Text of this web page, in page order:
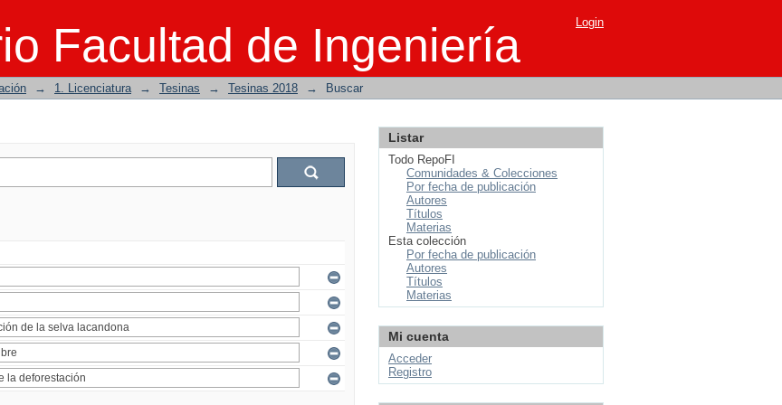
Facultad de Ingeniería Login
→ 1. Licenciatura → Tesinas → Tesinas 2018 → Buscar
Listar
Todo RepoFI
Comunidades & Colecciones
Por fecha de publicación
Autores
Títulos
Materias
Esta colección
Por fecha de publicación
Autores
Títulos
Materias
Mi cuenta
Acceder
Registro